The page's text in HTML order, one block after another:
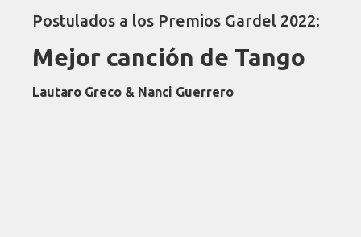
Postulados a los Premios Gardel 2022:
Mejor canción de Tango
Lautaro Greco & Nanci Guerrero